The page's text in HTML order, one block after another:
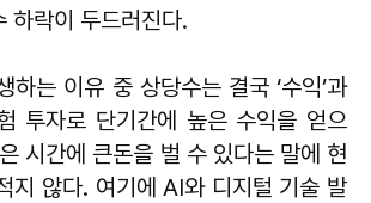
하락이 두드러진다.
하는 이유 중 상당수는 결국 ‘수익’과
투자로 단기간에 높은 수익을 얻으
시간에 큰돈을 벌 수 있다는 말에 현
지 않다. 여기에 AI와 디지털 기술 발